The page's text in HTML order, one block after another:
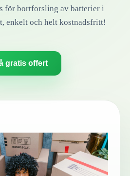
för bortforsling av batterier i
enkelt och helt kostnadsfritt!
gratis offert